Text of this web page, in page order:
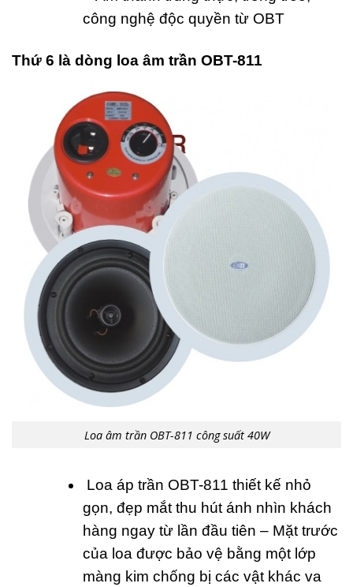
công nghệ độc quyền từ OBT
Thứ 6 là dòng loa âm trần OBT-811
Loa âm trần OBT-811 công suất 40W
Loa áp trần OBT-811 thiết kế nhỏ
gọn, đẹp mắt thu hút ánh nhìn khách
hàng ngay từ lần đầu tiên – Mặt trước
của loa được bảo vệ bằng một lớp
màng kim chống bị các vật khác va